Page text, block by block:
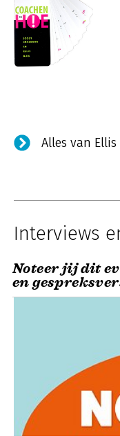
Alles van Ellis
Interviews
Noteer jij dit
en